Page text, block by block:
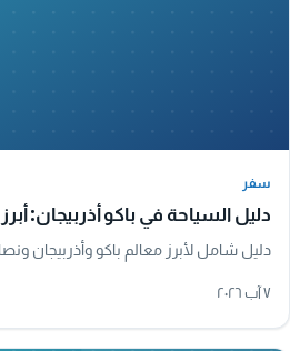
سفر
دليل السياحة في باكو أذربيجان:
دليل شامل لأبرز معالم باكو وأذربيجان
٧ آب ٢٠٢٦